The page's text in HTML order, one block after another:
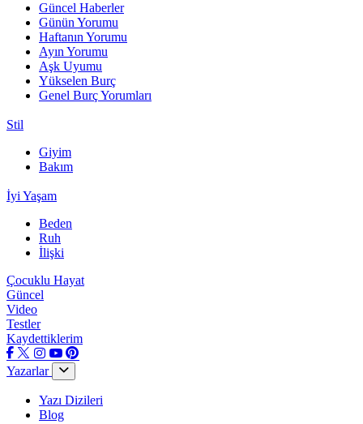
Güncel Haberler
Günün Yorumu
Haftanın Yorumu
Ayın Yorumu
Aşk Uyumu
Yükselen Burç
Genel Burç Yorumları
Stil
Giyim
Bakım
İyi Yaşam
Beden
Ruh
İlişki
Çocuklu Hayat
Güncel
Video
Testler
Kaydettiklerim
Yazarlar
Yazı Dizileri
Blog